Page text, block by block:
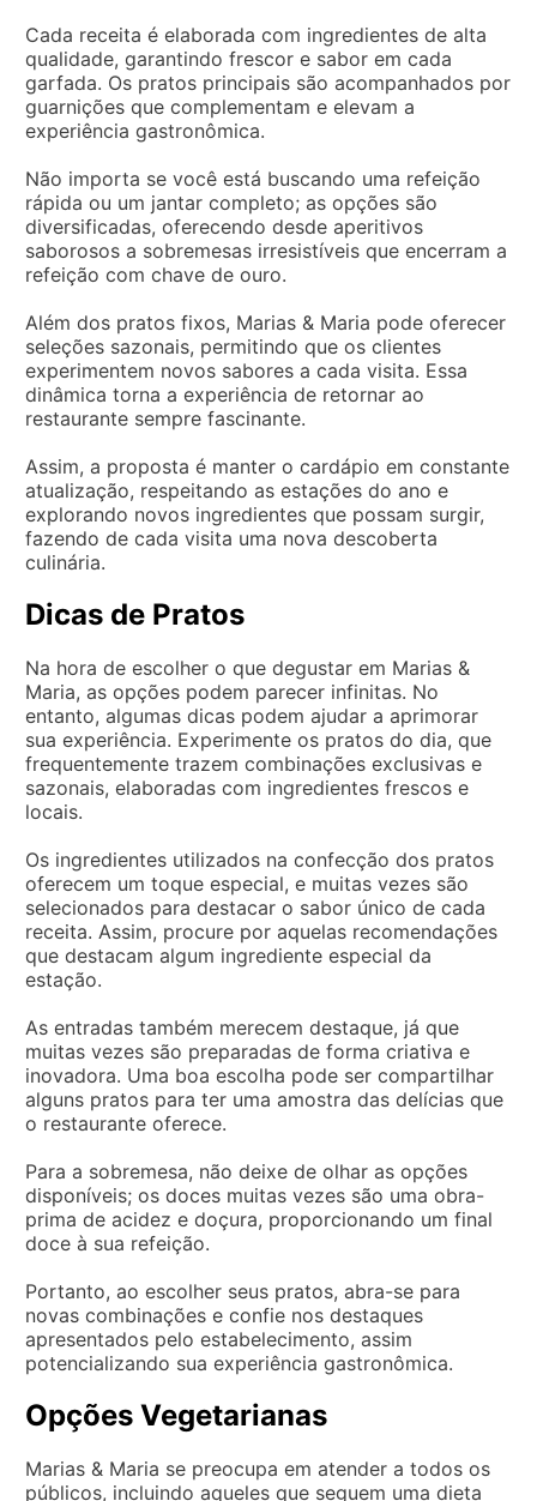
Cada receita é elaborada com ingredientes de alta
qualidade, garantindo frescor e sabor em cada
garfada. Os pratos principais são acompanhados por
guarnições que complementam e elevam a
experiência gastronômica.
Não importa se você está buscando uma refeição
rápida ou um jantar completo; as opções são
diversificadas, oferecendo desde aperitivos
saborosos a sobremesas irresistíveis que encerram a
refeição com chave de ouro.
Além dos pratos fixos, Marias & Maria pode oferecer
seleções sazonais, permitindo que os clientes
experimentem novos sabores a cada visita. Essa
dinâmica torna a experiência de retornar ao
restaurante sempre fascinante.
Assim, a proposta é manter o cardápio em constante
atualização, respeitando as estações do ano e
explorando novos ingredientes que possam surgir,
fazendo de cada visita uma nova descoberta
culinária.
Dicas de Pratos
Na hora de escolher o que degustar em Marias &
Maria, as opções podem parecer infinitas. No
entanto, algumas dicas podem ajudar a aprimorar
sua experiência. Experimente os pratos do dia, que
frequentemente trazem combinações exclusivas e
sazonais, elaboradas com ingredientes frescos e
locais.
Os ingredientes utilizados na confecção dos pratos
oferecem um toque especial, e muitas vezes são
selecionados para destacar o sabor único de cada
receita. Assim, procure por aquelas recomendações
que destacam algum ingrediente especial da
estação.
As entradas também merecem destaque, já que
muitas vezes são preparadas de forma criativa e
inovadora. Uma boa escolha pode ser compartilhar
alguns pratos para ter uma amostra das delícias que
o restaurante oferece.
Para a sobremesa, não deixe de olhar as opções
disponíveis; os doces muitas vezes são uma obra-
prima de acidez e doçura, proporcionando um final
doce à sua refeição.
Portanto, ao escolher seus pratos, abra-se para
novas combinações e confie nos destaques
apresentados pelo estabelecimento, assim
potencializando sua experiência gastronômica.
Opções Vegetarianas
Marias & Maria se preocupa em atender a todos os
públicos, incluindo aqueles que seguem uma dieta